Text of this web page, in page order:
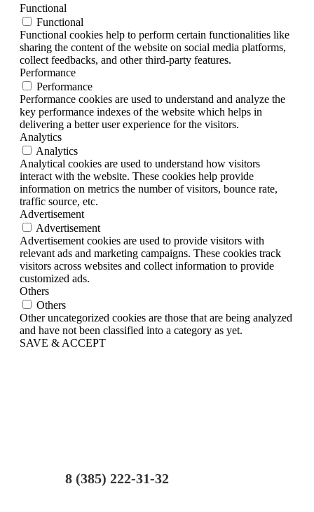
Functional
Functional
Functional cookies help to perform certain functionalities like
sharing the content of the website on social media platforms,
collect feedbacks, and other third-party features.
Performance
Performance
Performance cookies are used to understand and analyze the
key performance indexes of the website which helps in
delivering a better user experience for the visitors.
Analytics
Analytics
Analytical cookies are used to understand how visitors
interact with the website. These cookies help provide
information on metrics the number of visitors, bounce rate,
traffic source, etc.
Advertisement
Advertisement
Advertisement cookies are used to provide visitors with
relevant ads and marketing campaigns. These cookies track
visitors across websites and collect information to provide
customized ads.
Others
Others
Other uncategorized cookies are those that are being analyzed
and have not been classified into a category as yet.
SAVE & ACCEPT
8 (385) 222-31-32